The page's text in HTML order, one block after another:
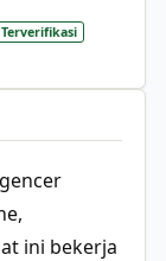
Terverifikasi
ini bekerja